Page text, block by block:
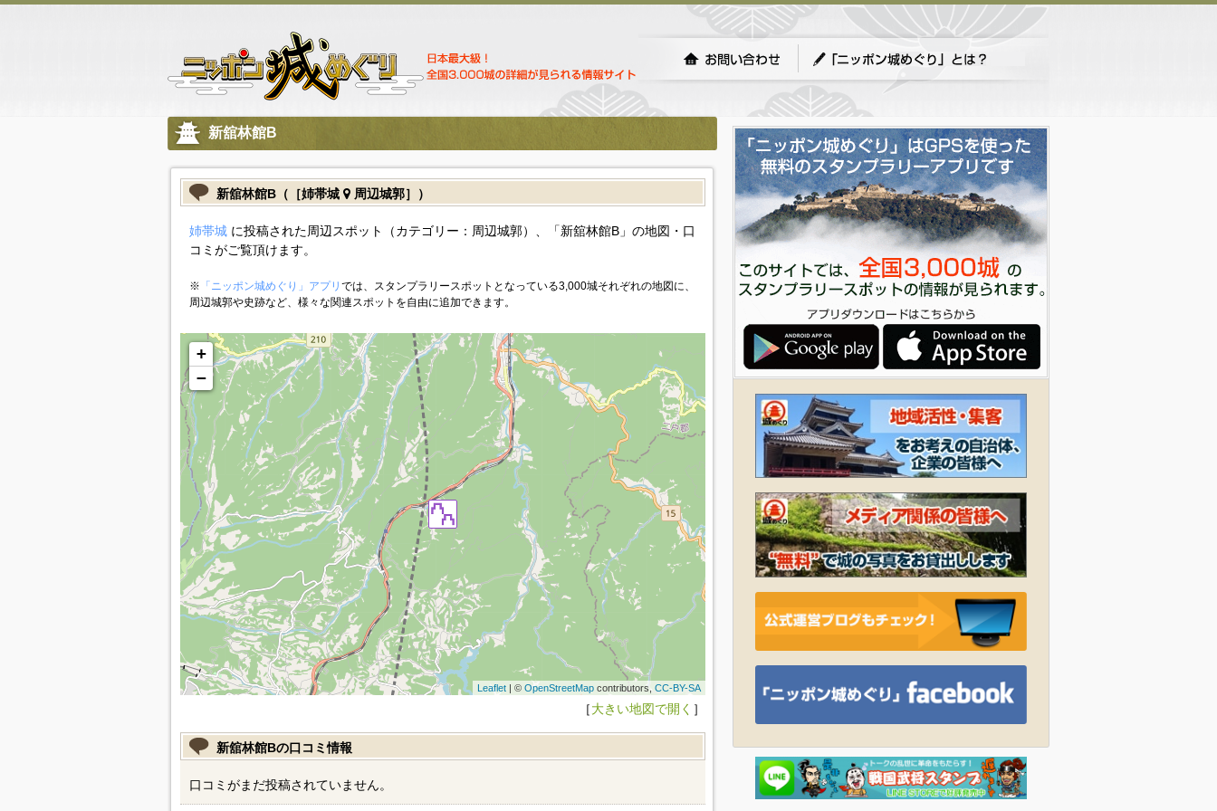
新舘林館B
新舘林館B（［姉帯城 周辺城郭］）
姉帯城に投稿された周辺スポット（カテゴリー：周辺城郭）、「新舘林館B」の地図・口
コミがご覧頂けます。
※ 「ニッポン城めぐり」アプリ では、スタンプラリースポットとなっている3,000城それぞれの地図に、
周辺城郭や史跡など、様々な関連スポットを自由に追加できます。
+
−
Leaflet| © OpenStreetMapcontributors, CC-BY-SA
［大きい地図で開く ］
新舘林館Bの口コミ情報
口コミがまだ投稿されていません。